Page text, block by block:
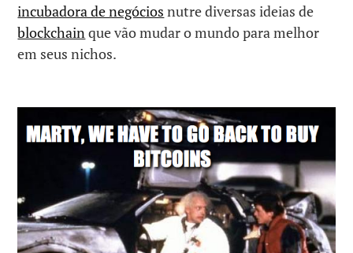
incubadora de negócios nutre diversas ideias de
blockchainque vão mudar o mundo para melhor
em seus nichos.